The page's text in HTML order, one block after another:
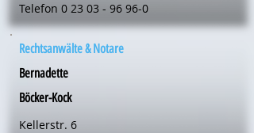
Telefon 0 23 03 - 96 96-0
Rechtsanwälte & Notare
Bernadette
Böcker-Kock
Kellerstr. 6